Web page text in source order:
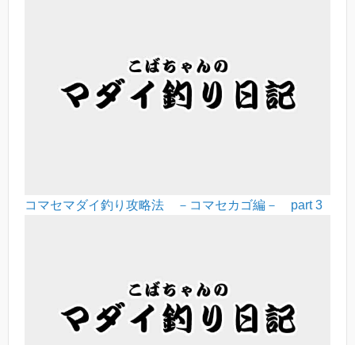
コマセマダイ釣り攻略法 －コマセカゴ編－ part 3